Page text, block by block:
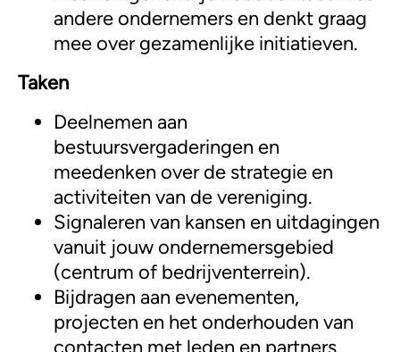
andere ondernemers en denkt graag
mee over gezamenlijke initiatieven.
Taken
Deelnemen aan
bestuursvergaderingen en
meedenken over de strategie en
activiteiten van de vereniging.
Signaleren van kansen en uitdagingen
vanuit jouw ondernemersgebied
(centrum of bedrijventerrein).
Bijdragen aan evenementen,
projecten en het onderhouden van
contacten met leden en partners.